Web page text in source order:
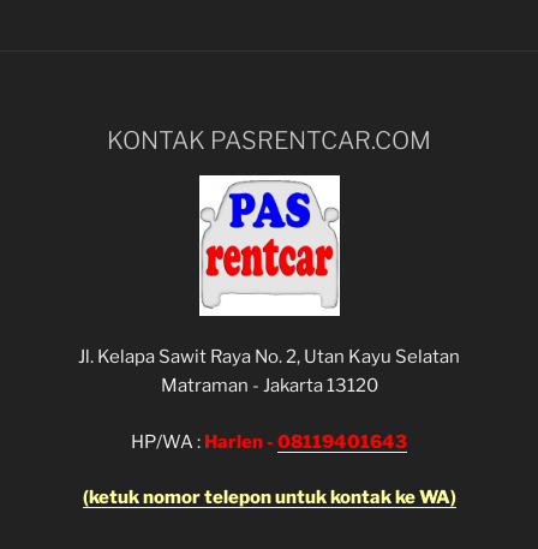
KONTAK PASRENTCAR.COM
Jl. Kelapa Sawit Raya No. 2, Utan Kayu Selatan
Matraman - Jakarta 13120
HP/WA : Harlen - 08119401643
(ketuk nomor telepon untuk kontak ke WA)